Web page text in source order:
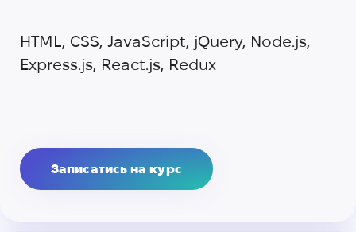
HTML, CSS, JavaScript, jQuery, Node.js,
Express.js, React.js, Redux
Записатись на курс